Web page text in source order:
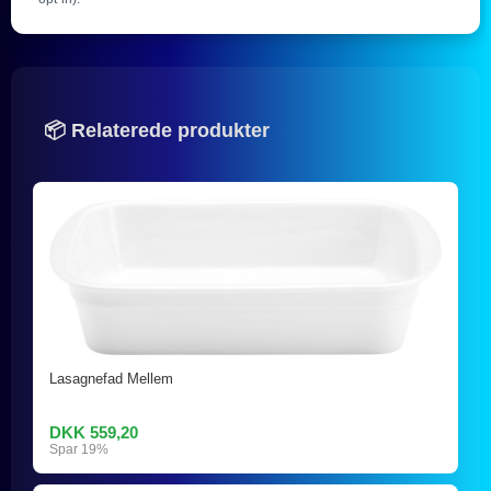
📦 Relaterede produkter
Lasagnefad Mellem
DKK 559,20
Spar 19%